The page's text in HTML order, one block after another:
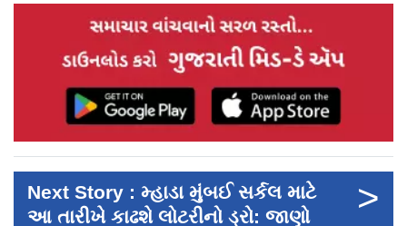
Next Story : મ્હાડા મુંબઈ સર્કલ માટે
આ તારીખે કાઢશે લોટરીનો ડ્રો: જાણો
>